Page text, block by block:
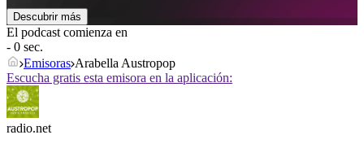
Descubrir más
El podcast comienza en
- 0 sec.
Emisoras Arabella Austropop
Escucha gratis esta emisora en la aplicación:
radio.net